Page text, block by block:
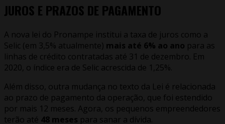
JUROS E PRAZOS DE PAGAMENTO
A nova lei do Pronampe institui a taxa de juros como a
Selic (em 3,5% atualmente) mais até 6% ao ano para as
linhas de crédito contratadas até 31 de dezembro. Em
2020, o índice era de Selic acrescida de 1,25%.
Além disso, outra mudança no texto da Lei é relacionada
ao prazo de pagamento da operação, que foi estendido
por mais 12 meses. Agora, os pequenos empreendedores
terão até 48 meses para sanar a dívida.